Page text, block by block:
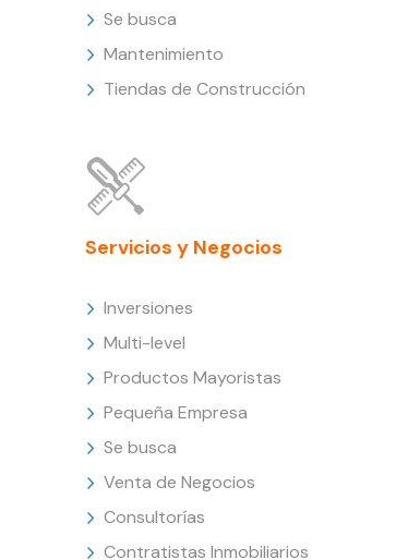
Se busca
Mantenimiento
Tiendas de Construcción
Servicios y Negocios
Inversiones
Multi-level
Productos Mayoristas
Pequeña Empresa
Se busca
Venta de Negocios
Consultorías
Contratistas Inmobiliarios